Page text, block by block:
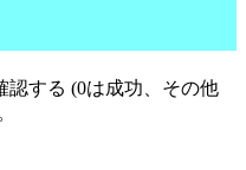
認する (0は成功、その他